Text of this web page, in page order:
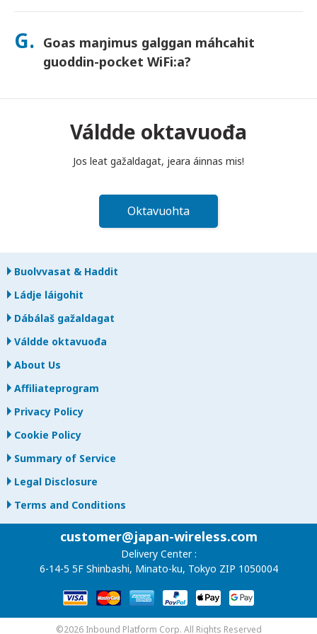
Sáhtát lasihit Goahccehusa go mávssát, mii buhtada jos
buhtadusmávssu. Juos juoga dáhpáhuvvá, váldde oktavuođa
dakkaviđe—mii veahkehit du bissut oktavuođas.
G. Goas maŋimus galggan máhcahit
guoddin-pocket WiFi:a?
maŋŋá. Jos máhcat maŋŋit, šattat máksit.
Váldde oktavuođa
Jos leat gažaldagat, jeara áinnas mis!
Oktavuohta
Buolvvasat & Haddit
Ládje láigohit
Dábálaš gažaldagat
Váldde oktavuođa
About Us
Affiliateprogram
Privacy Policy
Cookie Policy
Summary of Service
Legal Disclosure
Terms and Conditions
customer@japan-wireless.com
Delivery Center :
6-14-5 5F Shinbashi, Minato-ku, Tokyo ZIP 1050004
©2026 Inbound Platform Corp. All Rights Reserved